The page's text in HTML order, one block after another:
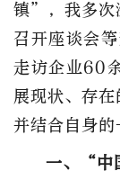
镇”，我多次
召开座谈会
走访企业60
展现状、存在
并结合自身的
一、“中